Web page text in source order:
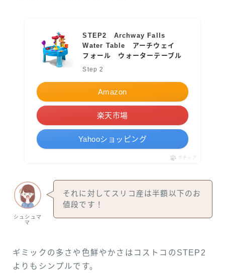
STEP2 Archway Falls
Water Table アーチウェイ
フォール ウォーターテーブル
Step 2
Amazon
楽天市場
Yahooショッピング
ポチップ
シュシュマ
マ
それに対してスリコ産は半額以下のお
値段です！
ギミックの多さや色鮮やかさはコストコのSTEP2
よりもシンプルです。